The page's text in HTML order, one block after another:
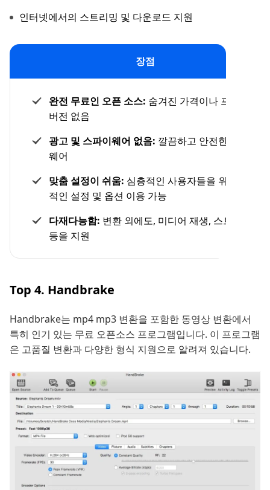
인터넷에서의 스트리밍 및 다운로드 지원
장점
완전 무료인 오픈 소스: 숨겨진 가격이나 프리미엄
버전 없음
광고 및 스파이웨어 없음: 깔끔하고 안전한 소프트
웨어
맞춤 설정이 쉬움: 심층적인 사용자들을 위한 추가
적인 설정 및 옵션 이용 가능
다재다능함: 변환 외에도, 미디어 재생, 스트리밍
등을 지원
Top 4. Handbrake
Handbrake는 mp4 mp3 변환을 포함한 동영상 변환에서
특히 인기 있는 무료 오픈소스 프로그램입니다. 이 프로그램
은 고품질 변환과 다양한 형식 지원으로 알려져 있습니다.